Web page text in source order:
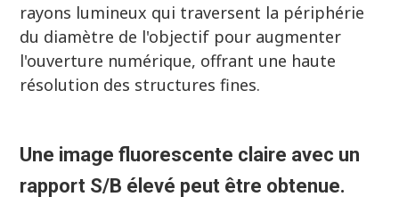
rayons lumineux qui traversent la périphérie
du diamètre de l'objectif pour augmenter
l'ouverture numérique, offrant une haute
résolution des structures fines.
Une image fluorescente claire avec un
rapport S/B élevé peut être obtenue.